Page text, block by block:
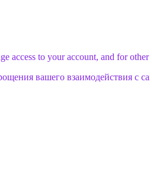
access to your account, and for
вашего взаимодействия с